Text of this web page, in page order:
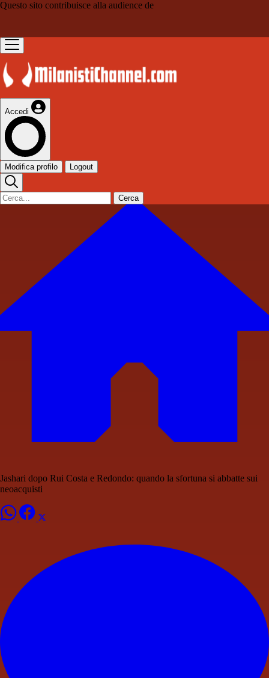
Questo sito contribuisce alla audience de
Accedi
Modifica profilo Logout
Cerca
Jashari dopo Rui Costa e Redondo: quando la sfortuna si abbatte sui
neoacquisti